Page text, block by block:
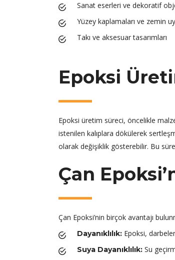
Sanat eserleri ve dekoratif
Yüzey kaplamaları ve zemin
Takı ve aksesuar tasarımları
Epoksi
Epoksi üretim süreci, öncelikle
istenilen kalıplara dökülerek
olarak değişiklik gösterebilir. Bu
Çan
Çan Epoksi’nin birçok avantajı
Dayanıklılık: Epoksi,
Suya Dayanıklılık: Su